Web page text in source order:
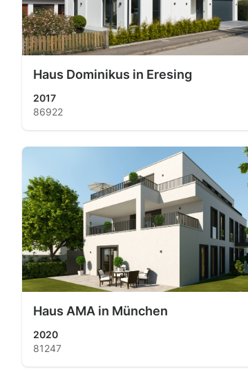
Haus Dominikus in Eresing
2017
86922
Haus AMA in München
2020
81247